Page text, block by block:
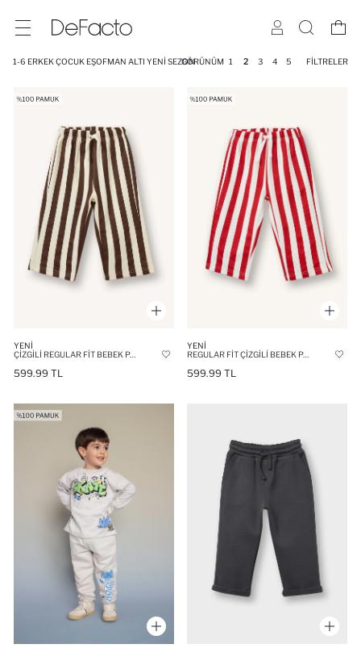
1-6 ERKEK ÇOCUK EŞOFMAN ALTI YENI SEZONGÖRÜNÜM 1 2 3 4 5 FILTRELER
YENI
ÇIZGILI REGULAR FIT BEBEK PANTOLON
599.99 TL
YENI
REGULAR FIT ÇIZGILI BEBEK PANTOLON
599.99 TL